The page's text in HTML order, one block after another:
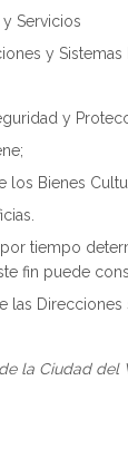
Servicios
y Sistemas
y
los Bienes
tiempo
fin puede
las
la Ciudad del